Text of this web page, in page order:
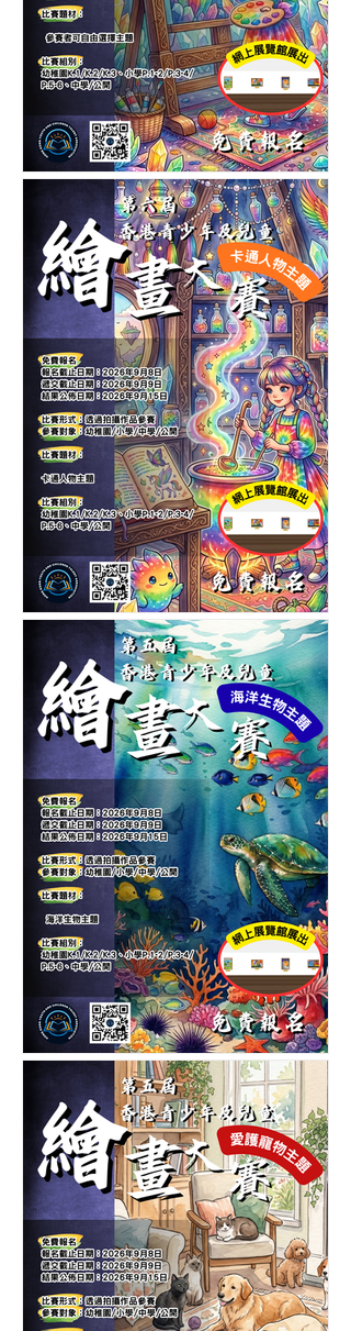
第十一屆香港青少年及兒童
繪畫大賽-自選主題繪畫比賽
第六屆香港青少年及兒童卡
通人物繪畫大賽-繪畫比賽
第五屆香港青少年及兒童海
洋生物繪畫大賽-繪畫比賽